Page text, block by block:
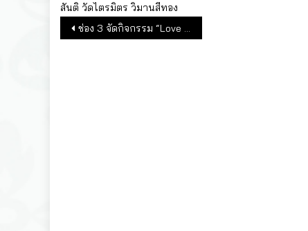
สันติ วัดไตรมิตร วิมานสีทอง
แนะแนวเรื่อง
ช่อง 3 จัดกิจกรรม “Love Mutelu พิธีบวงสรวงพระตรีมูรติ”